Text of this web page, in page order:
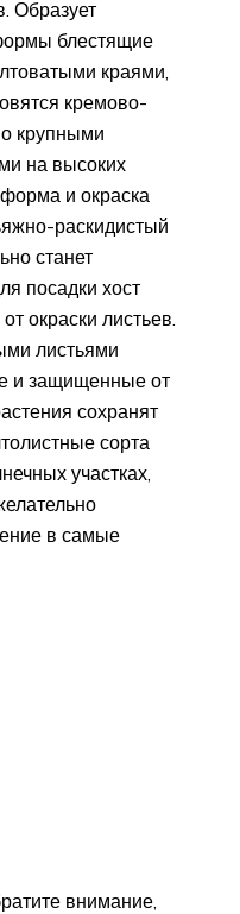
Образует
блестящие
краями,
кремово-
крупными
на высоких
и окраска
раскидистый
станет
посадки хост
окраски листьев.
листьями
и защищенные от
сохранят
сорта
участках,
в самые
внимание,